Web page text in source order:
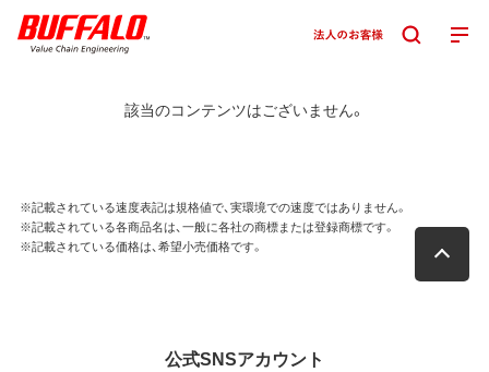
該当のコンテンツはございません。
※記載されている速度表記は規格値で、実環境での速度ではありません。
※記載されている各商品名は、一般に各社の商標または登録商標です。
※記載されている価格は、希望小売価格です。
公式SNSアカウント